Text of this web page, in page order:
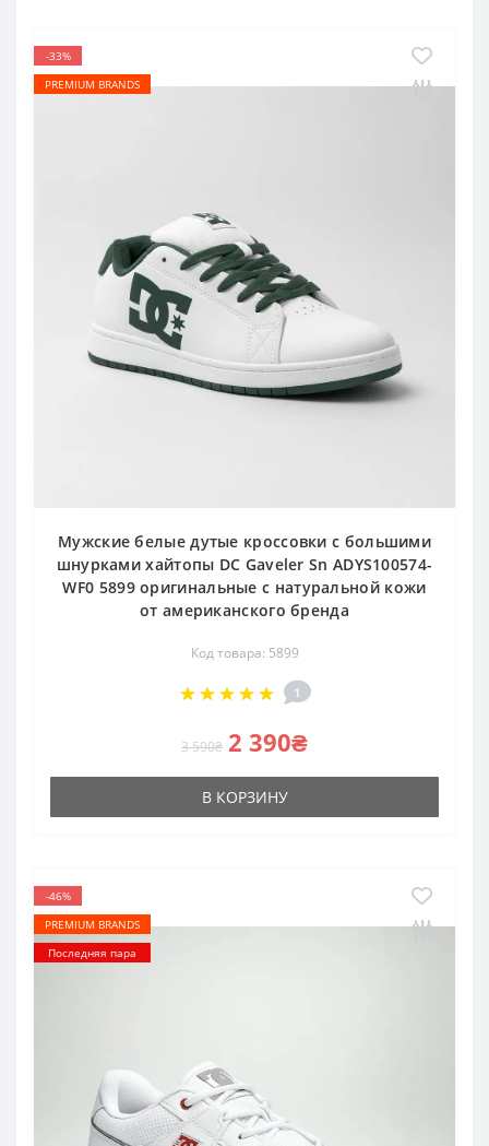
-33%
PREMIUM BRANDS
Мужские белые дутые кроссовки с большими
шнурками хайтопы DC Gaveler Sn ADYS100574-
WF0 5899 оригинальные с натуральной кожи
от американского бренда
Код товара: 5899
1
3 590₴ 2 390₴
В КОРЗИНУ
-46%
PREMIUM BRANDS
Последняя пара